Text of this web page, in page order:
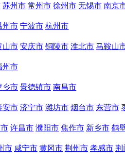
苏州市 常州市 徐州市 无锡市 南京
州市 宁波市 杭州市
山市 安庆市 铜陵市 淮北市 马鞍山
州市
乡市 景德镇市 南昌市
安市 济宁市 潍坊市 烟台市 东营市
许昌市 濮阳市 焦作市 新乡市 鹤
市 咸宁市 黄冈市 荆州市 孝感市 荆